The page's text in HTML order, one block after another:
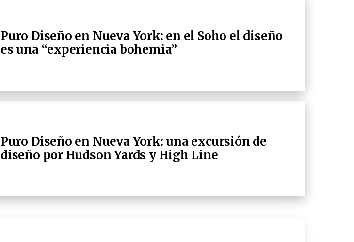
Puro Diseño en Nueva York: en el Soho el diseño
es una “experiencia bohemia”
Puro Diseño en Nueva York: una excursión de
diseño por Hudson Yards y High Line